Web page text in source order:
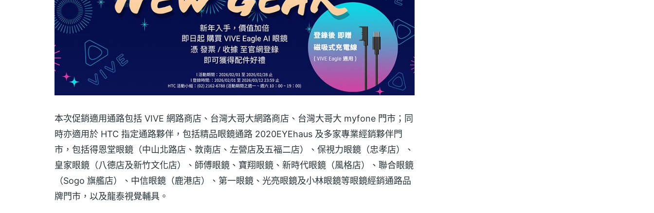
本次促銷適用通路包括 VIVE 網路商店、台灣大哥大網路商店、台灣大哥大 myfone 門市；同
時亦適用於 HTC 指定通路夥伴，包括精品眼鏡通路 2020EYEhaus 及多家專業經銷夥伴門
市，包括得恩堂眼鏡（中山北路店、敦南店、左營店及五福二店）、保視力眼鏡（忠孝店）、
皇家眼鏡（八德店及新竹文化店）、師傅眼鏡、寶翔眼鏡、新時代眼鏡（風格店）、聯合眼鏡
（Sogo 旗艦店）、中信眼鏡（鹿港店）、第一眼鏡、光亮眼鏡及小林眼鏡等眼鏡經銷通路品
牌門市，以及龍泰視覺輔具。